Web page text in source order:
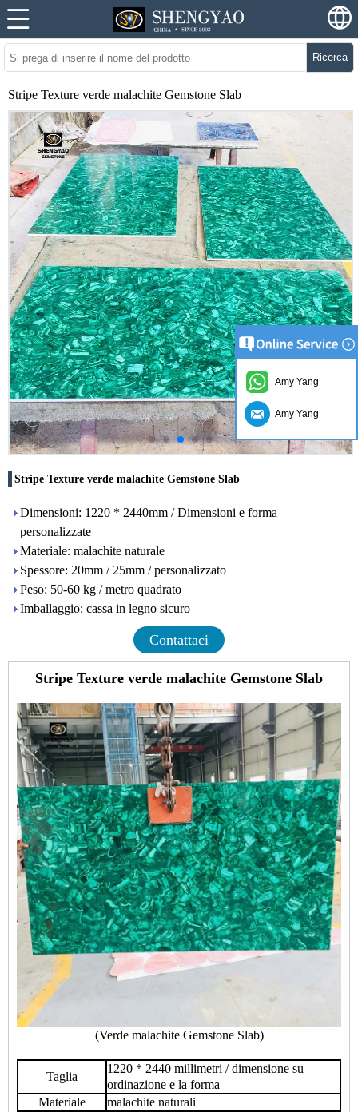
Ricerca
Stripe Texture verde malachite Gemstone Slab
Stripe Texture verde malachite Gemstone Slab
Dimensioni: 1220 * 2440mm / Dimensioni e forma
personalizzate
Materiale: malachite naturale
Spessore: 20mm / 25mm / personalizzato
Peso: 50-60 kg / metro quadrato
Imballaggio: cassa in legno sicuro
Contattaci
Stripe Texture verde malachite Gemstone Slab
(Verde malachite Gemstone Slab)
Taglia
1220 * 2440 millimetri / dimensione su
ordinazione e la forma
Materiale
malachite naturali
Amy Yang
Amy Yang